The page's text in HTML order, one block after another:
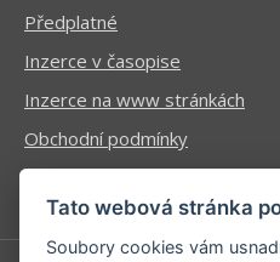
Předplatné
Inzerce v časopise
Inzerce na www stránkách
Obchodní podmínky
Ochrana osobních údajů
Tato webová stránka
Soubory cookies vám